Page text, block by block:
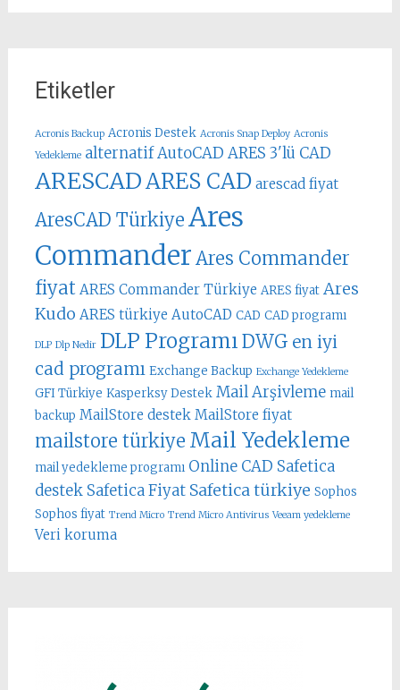
Etiketler
Acronis Backup Acronis Destek Acronis Snap Deploy Acronis
Yedekleme alternatif AutoCAD ARES 3'lü CAD
ARESCADARES CAD arescad fiyat
AresCAD Türkiye Ares
Commander Ares Commander
fiyat ARES Commander Türkiye ARES fiyat Ares
Kudo ARES türkiye AutoCAD CAD CAD programı
DLP Dlp Nedir DLP Programı DWG en iyi
cad programı Exchange Backup Exchange Yedekleme
GFI Türkiye Kasperksy Destek Mail Arşivleme mail
backup MailStore destek MailStore fiyat
mailstore türkiye Mail Yedekleme
mail yedekleme programı Online CAD Safetica
destek Safetica Fiyat Safetica türkiye Sophos
Sophos fiyat Trend Micro Trend Micro Antivirus Veeam yedekleme
Veri koruma